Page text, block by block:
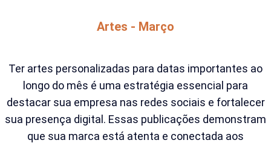
Artes - Março
Ter artes personalizadas para datas importantes ao
longo do mês é uma estratégia essencial para
destacar sua empresa nas redes sociais e fortalecer
sua presença digital. Essas publicações demonstram
que sua marca está atenta e conectada aos